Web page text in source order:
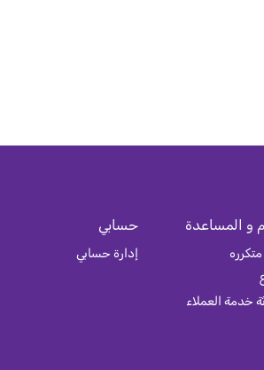
و المساعدة
خدمة العملاء
حسابي
إدارة حسابي